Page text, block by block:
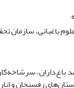
باغبانی، سازمان
باغ‌داران،